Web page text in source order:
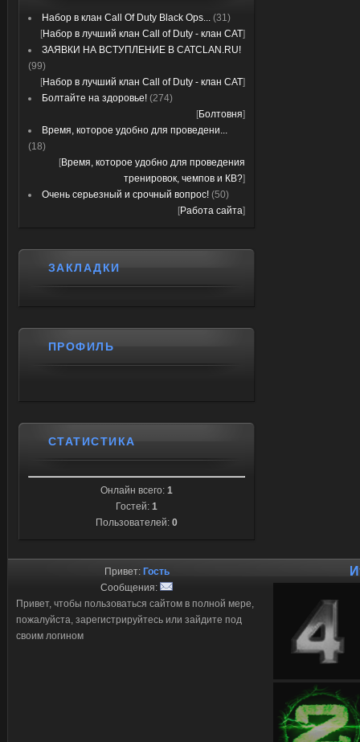
Набор в клан Call Of Duty Black Ops... (31)
[Набор в лучший клан Call of Duty - клан CAT]
ЗАЯВКИ НА ВСТУПЛЕНИЕ В CATCLAN.RU!
(99)
[Набор в лучший клан Call of Duty - клан CAT]
Болтайте на здоровье! (274)
[Болтовня]
Время, которое удобно для проведени...
(18)
[Время, которое удобно для проведения
тренировок, чемпов и КВ?]
Очень серьезный и срочный вопрос! (50)
[Работа сайта]
ЗАКЛАДКИ
ПРОФИЛЬ
СТАТИСТИКА
Онлайн всего: 1
Гостей: 1
Пользователей: 0
Привет: Гость
Сообщения:
Привет, чтобы пользоваться сайтом в полной мере,
пожалуйста, зарегистрируйтесь или зайдите под
своим логином